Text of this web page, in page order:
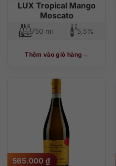
LUX Tropical Mango
Moscato
750 ml 5,5%
Thêm vào giỏ hàng
565.000 ₫